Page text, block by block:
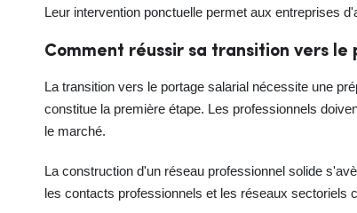
Leur intervention ponctuelle permet aux entreprises
Comment réussir sa transition vers le
La transition vers le portage salarial nécessite une
constitue la première étape. Les professionnels
le marché.
La construction d'un réseau professionnel solide
les contacts professionnels et les réseaux sectoriels